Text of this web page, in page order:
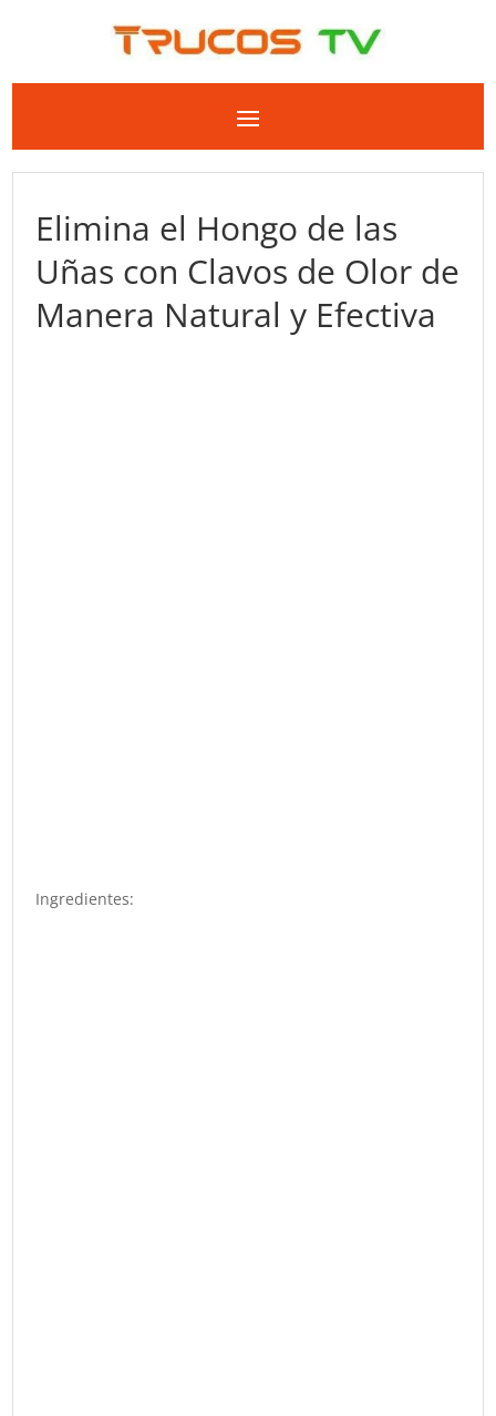
Elimina el Hongo de las
Uñas con Clavos de Olor de
Manera Natural y Efectiva
Ingredientes: